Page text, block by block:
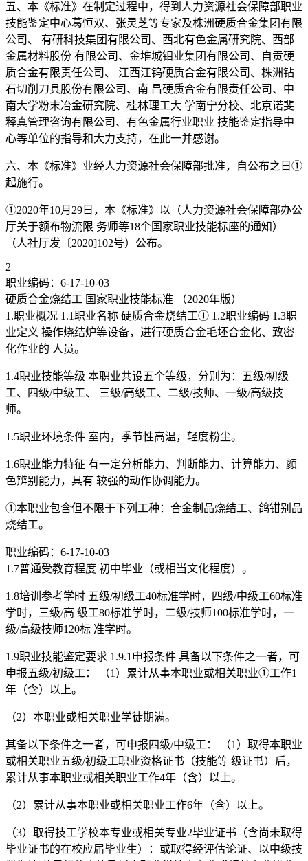
五、本《标准》在制定过程中，得到人力资源社会保障部职业
技能鉴定中心葛恒双、张灵芝等专家及株洲硬质合金集团有限
公司、 有研科技集团有限公司、西北有色金属研究院、西部
金属材料股份 有限公司、金堆城钼业集团有限公司、自贡硬
质合金有限责任公司、 江西江钨硬质合金有限公司、株洲钻
石切削刀具股份有限公司、南 昌硬质合金有限责任公司、中
南大学粉末冶金研究院、桂林理工大 学南宁分校、北京诺斐
释真管理咨询有限公司、有色金属行业职业 技能鉴定指导中
心等单位的指导和大力支持，在此一并感谢。
六、本《标准》业经人力资源社会保障部批准，自公布之日①
起施行。
①2020年10月29日，本《标准》以（人力资源社会保障部办公
厅关于额布物流限 务师等18个国家职业技能标座的通知）
（人社厅发〔2020]102号）公布。
2
职业编码：6-17-10-03
硬质合金烧结工 国家职业技能标准 （2020年版）
1.职业概况 1.1职业名称 硬质合金烧结工① 1.2职业编码 1.3职
业定义 操作烧结炉等设备，进行硬质合金毛坯合金化、致密
化作业的 人员。
1.4职业技能等级 本职业共设五个等级，分别为：五级/初级
工、四级/中级工、 三级/高级工、二级/技师、一级/高级技
师。
1.5职业环境条件 室内，季节性高温，轻度粉尘。
1.6职业能力特征 有一定分析能力、判断能力、计算能力、颜
色辨别能力，具有 较强的动作协调能力。
①本职业包含但不限于下列工种：合金制品烧结工、鸽钳别品
烧结工。
职业编码：6-17-10-03
1.7普通受教育程度 初中毕业（或相当文化程度）。
1.8培训参考学时 五级/初级工40标准学时，四级/中级工60标准
学时，三级/高 级工80标准学时，二级/技师100标准学时，一
级/高级技师120标 准学时。
1.9职业技能鉴定要求 1.9.1申报条件 具备以下条件之一者，可
申报五级/初级工： （1）累计从事本职业或相关职业①工作1
年（含）以上。
（2）本职业或相关职业学徒期满。
其备以下条件之一者，可申报四级/中级工： （1）取得本职业
或相关职业五级/初级工职业资格证书（技能等 级证书）后，
累计从事本职业或相关职业工作4年（含）以上。
（2）累计从事本职业或相关职业工作6年（含）以上。
（3）取得技工学校本专业或相关专业2毕业证书（含尚未取得
毕业证书的在校应届毕业生）：或取得经评估论证、以中级技